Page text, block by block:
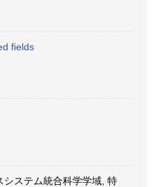
fields
システム統合科学学域, 特